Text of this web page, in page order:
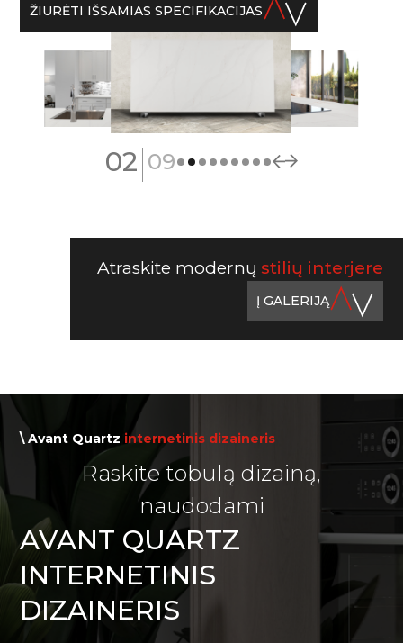
ŽIŪRĖTI IŠSAMIAS SPECIFIKACIJAS
02| 09
Atraskite modernų stilių interjere
Į GALERIJĄ
\ Avant Quartz internetinis dizaineris
Raskite tobulą dizainą,
naudodami
AVANT QUARTZ
INTERNETINIS
DIZAINERIS